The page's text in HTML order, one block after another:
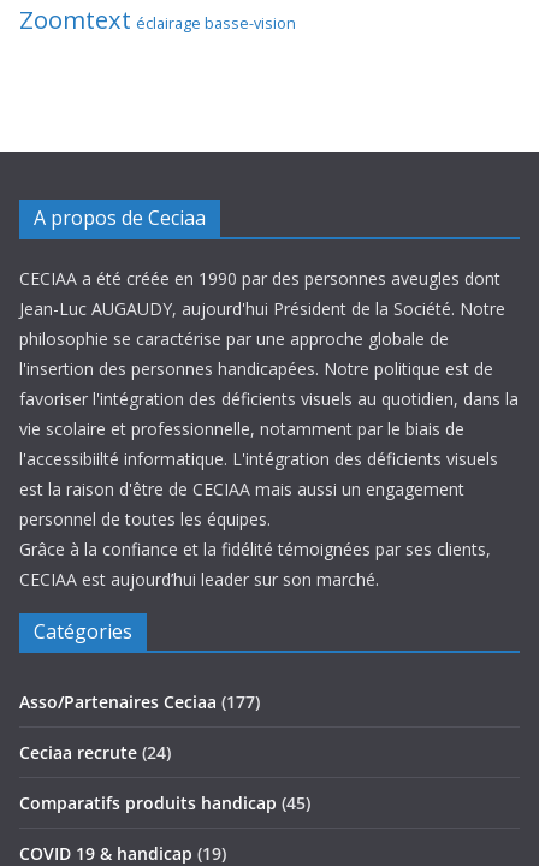
Zoomtext éclairage basse-vision
A propos de Ceciaa
CECIAA a été créée en 1990 par des personnes aveugles dont
Jean-Luc AUGAUDY, aujourd'hui Président de la Société. Notre
philosophie se caractérise par une approche globale de
l'insertion des personnes handicapées. Notre politique est de
favoriser l'intégration des déficients visuels au quotidien, dans la
vie scolaire et professionnelle, notamment par le biais de
l'accessibiilté informatique. L'intégration des déficients visuels
est la raison d'être de CECIAA mais aussi un engagement
personnel de toutes les équipes.
Grâce à la confiance et la fidélité témoignées par ses clients,
CECIAA est aujourd’hui leader sur son marché.
Catégories
Asso/Partenaires Ceciaa (177)
Ceciaa recrute (24)
Comparatifs produits handicap (45)
COVID 19 & handicap (19)